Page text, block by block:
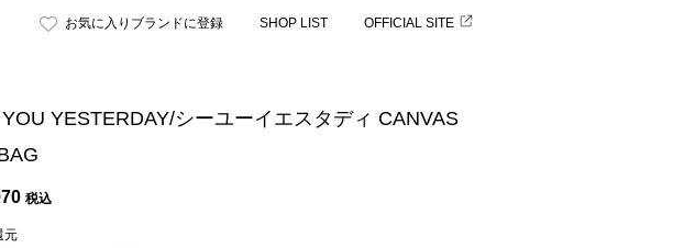
お気に入りブランドに登録 SHOP LIST OFFICIAL SITE
YESTERDAY/シーユーイエスタディ CANVAS
税込
元